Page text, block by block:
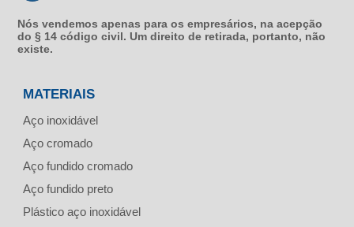
Nós vendemos apenas para os empresários, na acepção
do § 14 código civil. Um direito de retirada, portanto, não
existe.
MATERIAIS
Aço inoxidável
Aço cromado
Aço fundido cromado
Aço fundido preto
Plástico aço inoxidável